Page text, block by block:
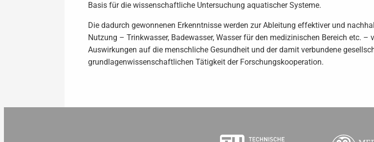
Basis für die wissenschaftliche Untersuchung aquatischer Systeme.
Die dadurch gewonnenen Erkenntnisse werden zur Ableitung effektiver und
Nutzung – Trinkwasser, Badewasser, Wasser für den medizinischen Bereich etc.
Auswirkungen auf die menschliche Gesundheit und der damit verbundene
grundlagenwissenschaftlichen Tätigkeit der Forschungskooperation.